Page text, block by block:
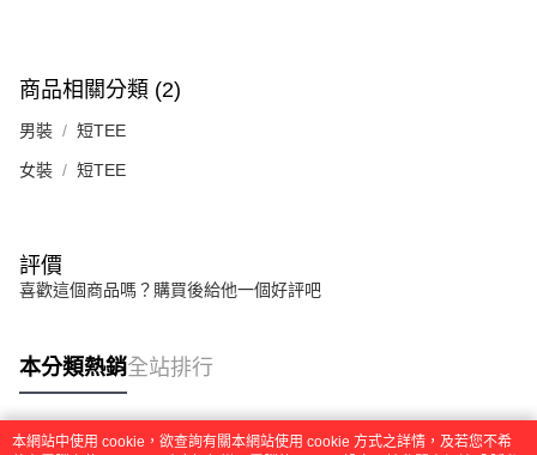
商品相關分類 (2)
男裝 短TEE
女裝 短TEE
評價
喜歡這個商品嗎？購買後給他一個好評吧
本分類熱銷全站排行
本網站中使用 cookie，欲查詢有關本網站使用 cookie 方式之詳情，及若您不希